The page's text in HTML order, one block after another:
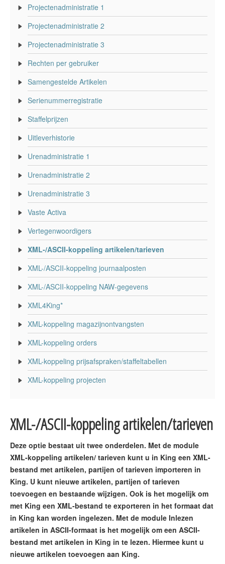
Projectenadministratie 1
Projectenadministratie 2
Projectenadministratie 3
Rechten per gebruiker
Samengestelde Artikelen
Serienummerregistratie
Staffelprijzen
Uitleverhistorie
Urenadministratie 1
Urenadministratie 2
Urenadministratie 3
Vaste Activa
Vertegenwoordigers
XML-/ASCII-koppeling artikelen/tarieven
XML-/ASCII-koppeling journaalposten
XML-/ASCII-koppeling NAW-gegevens
XML4King*
XML-koppeling magazijnontvangsten
XML-koppeling orders
XML-koppeling prijsafspraken/staffeltabellen
XML-koppeling projecten
XML-/ASCII-koppeling artikelen/tarieven
Deze optie bestaat uit twee onderdelen. Met de module
XML-koppeling artikelen/ tarieven kunt u in King een XML-
bestand met artikelen, partijen of tarieven importeren in
King. U kunt nieuwe artikelen, partijen of tarieven
toevoegen en bestaande wijzigen. Ook is het mogelijk om
met King een XML-bestand te exporteren in het formaat dat
in King kan worden ingelezen. Met de module Inlezen
artikelen in ASCII-formaat is het mogelijk om een ASCII-
bestand met artikelen in King in te lezen. Hiermee kunt u
nieuwe artikelen toevoegen aan King.